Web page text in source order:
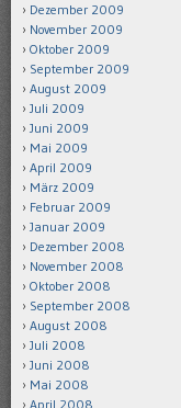
Dezember 2009
November 2009
Oktober 2009
September 2009
August 2009
Juli 2009
Juni 2009
Mai 2009
April 2009
März 2009
Februar 2009
Januar 2009
Dezember 2008
November 2008
Oktober 2008
September 2008
August 2008
Juli 2008
Juni 2008
Mai 2008
April 2008